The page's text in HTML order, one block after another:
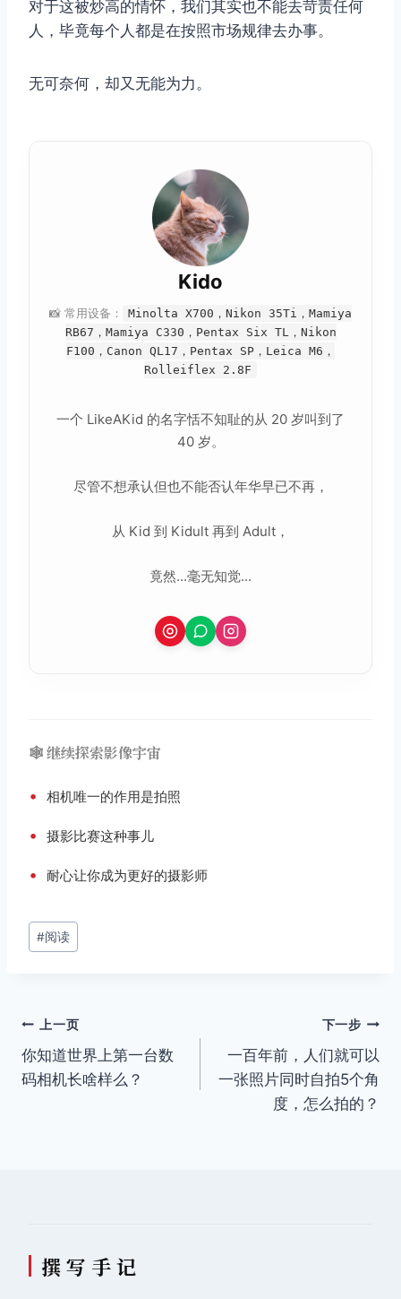
对于这被炒高的情怀，我们其实也不能去苛责任何
人，毕竟每个人都是在按照市场规律去办事。
无可奈何，却又无能为力。
Kido
📸 常用设备：
Minolta X700，Nikon 35Ti，Mamiya
RB67，Mamiya C330，Pentax Six TL，Nikon
F100，Canon QL17，Pentax SP，Leica M6，
Rolleiflex 2.8F
一个 LikeAKid 的名字恬不知耻的从 20 岁叫到了
40 岁。
尽管不想承认但也不能否认年华早已不再，
从 Kid 到 Kidult 再到 Adult，
竟然...毫无知觉...
🕸️ 继续探索影像宇宙
• 相机唯一的作用是拍照
• 摄影比赛这种事儿
• 耐心让你成为更好的摄影师
文
章
#阅读
文
章
上一页
你知道世界上第一台数
码相机长啥样么？
下一步
一百年前，人们就可以
一张照片同时自拍5个角
度，怎么拍的？
撰 写 手 记